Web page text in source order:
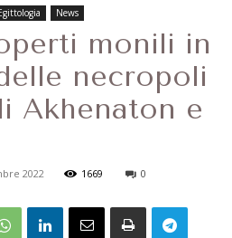
News
monili in
necropoli
Akhenaton e
2022 1669 0